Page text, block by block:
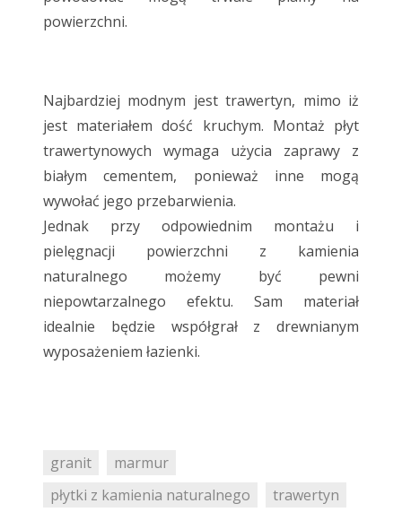
powierzchni.
Najbardziej modnym jest trawertyn, mimo iż
jest materiałem dość kruchym. Montaż płyt
trawertynowych wymaga użycia zaprawy z
białym cementem, ponieważ inne mogą
wywołać jego przebarwienia.
Jednak przy odpowiednim montażu i
pielęgnacji powierzchni z kamienia
naturalnego możemy być pewni
niepowtarzalnego efektu. Sam materiał
idealnie będzie współgrał z drewnianym
wyposażeniem łazienki.
granit
marmur
płytki z kamienia naturalnego
trawertyn